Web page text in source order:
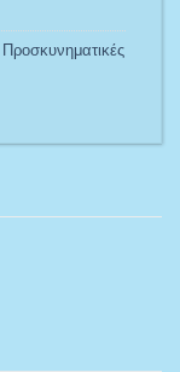
Προσκυνηματικές